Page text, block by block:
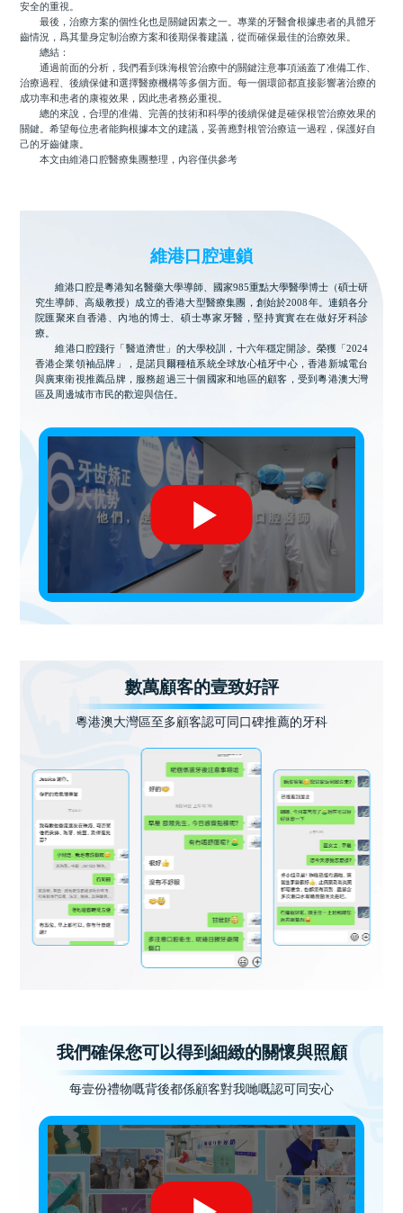
安全的重視。
最後，治療方案的個性化也是關鍵因素之一。專業的牙醫會根據患者的具體牙
齒情況，爲其量身定制治療方案和後期保養建議，從而確保最佳的治療效果。
總結：
通過前面的分析，我們看到珠海根管治療中的關鍵注意事項涵蓋了准備工作、
治療過程、後續保健和選擇醫療機構等多個方面。每一個環節都直接影響著治療的
成功率和患者的康複效果，因此患者務必重視。
總的來說，合理的准備、完善的技術和科學的後續保健是確保根管治療效果的
關鍵。希望每位患者能夠根據本文的建議，妥善應對根管治療這一過程，保護好自
己的牙齒健康。
本文由維港口腔醫療集團整理，內容僅供參考
維港口腔連鎖
維港口腔是粵港知名醫藥大學導師、國家985重點大學醫學博士（碩士研
究生導師、高級教授）成立的香港大型醫療集團，創始於2008年。連鎖各分
院匯聚來自香港、內地的博士、碩士專家牙醫，堅持實實在在做好牙科診
療。
維港口腔踐行「醫道濟世」的大學校訓，十六年穩定開診。榮獲「2024
香港企業領袖品牌」，是諾貝爾種植系統全球放心植牙中心，香港新城電台
與廣東衛視推薦品牌，服務超過三十個國家和地區的顧客，受到粵港澳大灣
區及周邊城市市民的歡迎與信任。
數萬顧客的壹致好評
粵港澳大灣區至多顧客認可同口碑推薦的牙科
我們確保您可以得到細緻的關懷與照顧
每壹份禮物嘅背後都係顧客對我哋嘅認可同安心